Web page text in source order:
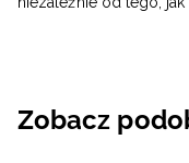
Zobacz